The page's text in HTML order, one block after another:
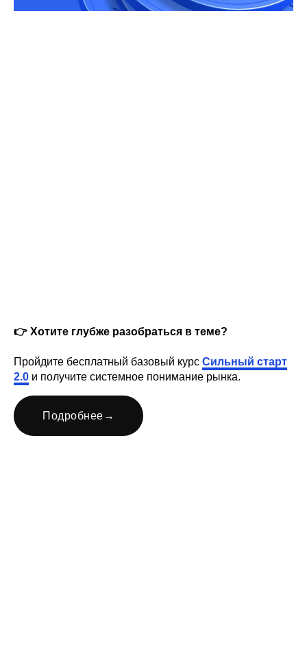
👉 Хотите глубже разобраться в теме?
Пройдите бесплатный базовый курс Сильный старт
2.0 и получите системное понимание рынка.
Подробнее →